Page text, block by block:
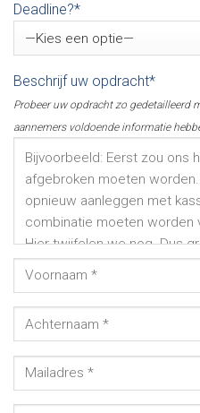
Deadline?*
Beschrijf uw opdracht*
Probeer uw opdracht zo gedetailleerd
aannemers voldoende informatie